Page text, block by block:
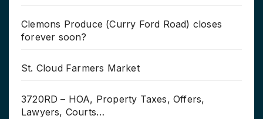
Clemons Produce (Curry Ford Road) closes
forever soon?
St. Cloud Farmers Market
3720RD – HOA, Property Taxes, Offers,
Lawyers, Courts…